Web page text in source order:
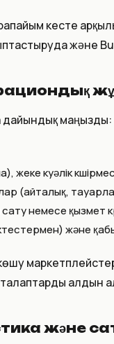
кесте
және
маңызды:
куәлік
(айталық,
немесе қызмет
және
алдын
және